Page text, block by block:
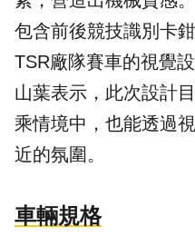
包含前後競技識別卡
TSR廠隊賽車的視覺
山葉表示，此次設計
乘情境中，也能透過
近的氛圍。
車輛規格